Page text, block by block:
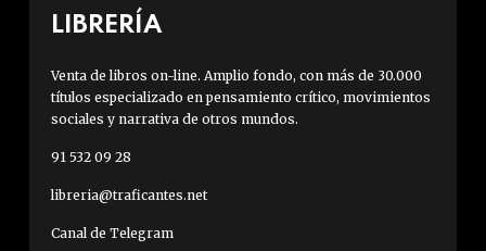
LIBRERÍA
Venta de libros on-line. Amplio fondo, con más de 30.000
títulos especializado en pensamiento crítico, movimientos
sociales y narrativa de otros mundos.
91 532 09 28
libreria@traficantes.net
Canal de Telegram